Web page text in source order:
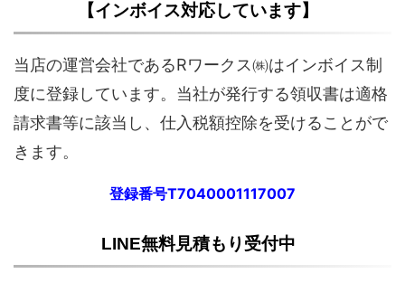
【インボイス対応しています】
当店の運営会社であるRワークス㈱はインボイス制
度に登録しています。当社が発行する領収書は適格
請求書等に該当し、仕入税額控除を受けることがで
きます。
登録番号T7040001117007
LINE無料見積もり受付中